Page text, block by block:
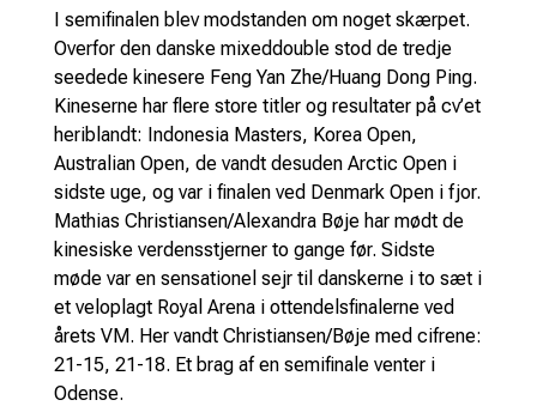
I semifinalen blev modstanden om noget skærpet.
Overfor den danske mixeddouble stod de tredje
seedede kinesere Feng Yan Zhe/Huang Dong Ping.
Kineserne har flere store titler og resultater på cv’et
heriblandt: Indonesia Masters, Korea Open,
Australian Open, de vandt desuden Arctic Open i
sidste uge, og var i finalen ved Denmark Open i fjor.
Mathias Christiansen/Alexandra Bøje har mødt de
kinesiske verdensstjerner to gange før. Sidste
møde var en sensationel sejr til danskerne i to sæt i
et veloplagt Royal Arena i ottendelsfinalerne ved
årets VM. Her vandt Christiansen/Bøje med cifrene:
21-15, 21-18. Et brag af en semifinale venter i
Odense.